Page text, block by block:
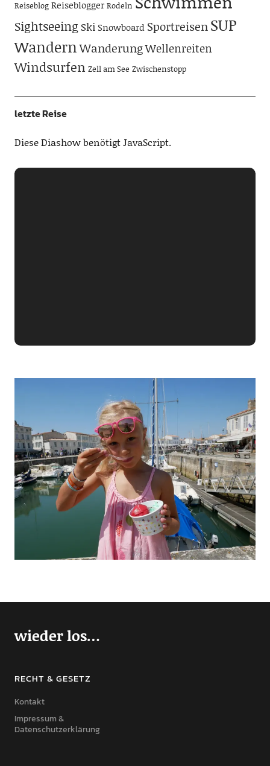
Reiseblog Reiseblogger Rodeln
Sightseeing Ski Snowboard SportreisenSUP
WandernWanderungWellenreiten
Windsurfen Zell am See Zwischenstopp
letzte Reise
Diese Diashow benötigt JavaScript.
wieder los…
RECHT & GESETZ
Kontakt
Impressum &
Datenschutzerklärung